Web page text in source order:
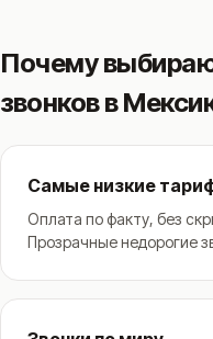
Почему
звонков в
Самые низкие
Оплата по факту, без
Прозрачные недорогие